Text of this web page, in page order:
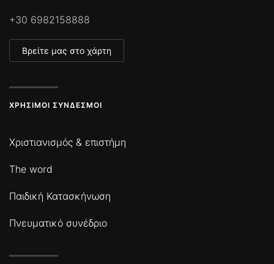
+30 6982158888
Βρείτε μας στο χάρτη
ΧΡΉΣΙΜΟΙ ΣΎΝΔΕΣΜΟΙ
Χριστιανισμός & επιστήμη
The word
Παιδική Κατασκήνωση
Πνευματικό συνέδριο